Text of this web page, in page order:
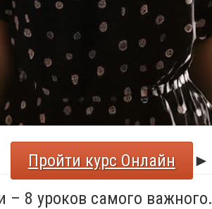
Пройти курс Онлайн
►
– 8 уроков самого важного.